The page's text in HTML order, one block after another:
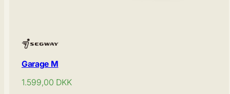
Garage M
Normal
1.599,00 DKK